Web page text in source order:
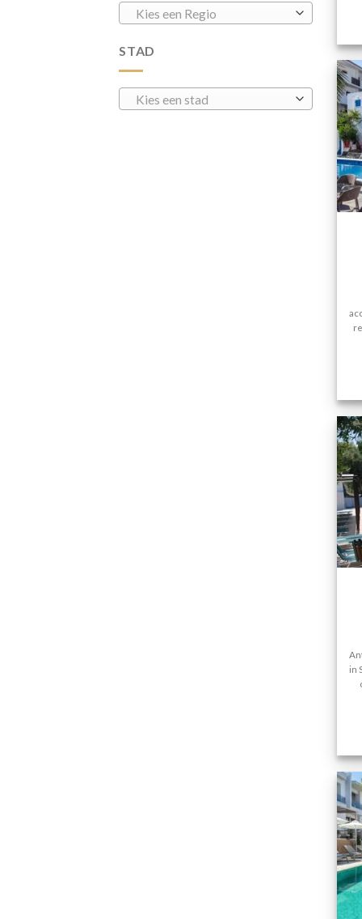
Kies een Regio
STAD
Kies een stad
in